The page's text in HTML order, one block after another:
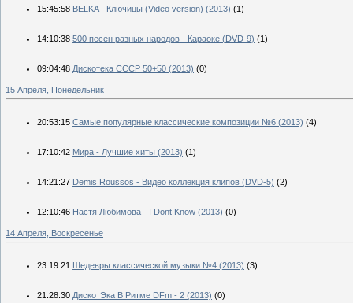
15:45:58 BELKA - Ключицы (Video version) (2013) (1)
14:10:38 500 песен разных народов - Караоке (DVD-9) (1)
09:04:48 Дискотека СССР 50+50 (2013) (0)
15 Апреля, Понедельник
20:53:15 Самые популярные классические композиции №6 (2013) (4)
17:10:42 Мира - Лучшие хиты (2013) (1)
14:21:27 Demis Roussos - Видео коллекция клипов (DVD-5) (2)
12:10:46 Настя Любимова - I Dont Know (2013) (0)
14 Апреля, Воскресенье
23:19:21 Шедевры классической музыки №4 (2013) (3)
21:28:30 ДискотЭка В Ритме DFm - 2 (2013) (0)